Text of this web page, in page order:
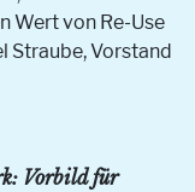
Wert von Re-Use
Straube, Vorstand
Vorbild für